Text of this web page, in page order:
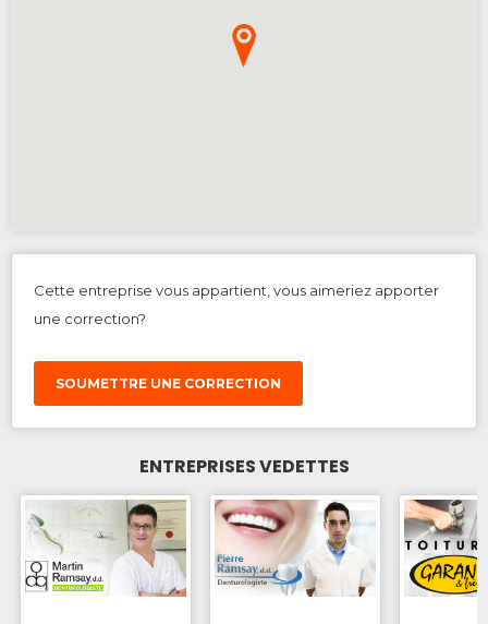
Cette entreprise vous appartient, vous aimeriez apporter
une correction?
SOUMETTRE UNE CORRECTION
ENTREPRISES VEDETTES